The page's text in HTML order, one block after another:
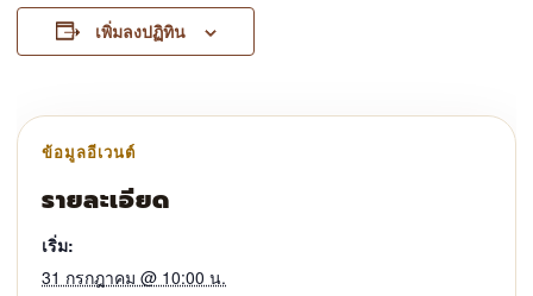
เพิ่มลงปฏิทิน
รายละเอียด
เริ่ม:
31 กรกฎาคม @ 10:00 น.